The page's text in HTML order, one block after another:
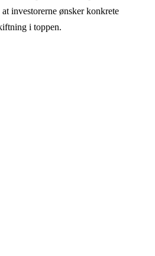
investorerne ønsker konkrete
i toppen.